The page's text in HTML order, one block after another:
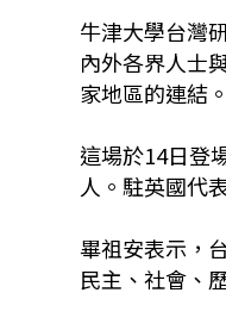
牛津大學台灣
內外各界人士
家地區的連結。
這場於14日登
人。駐英國代
畢祖安表示，
民主、社會、